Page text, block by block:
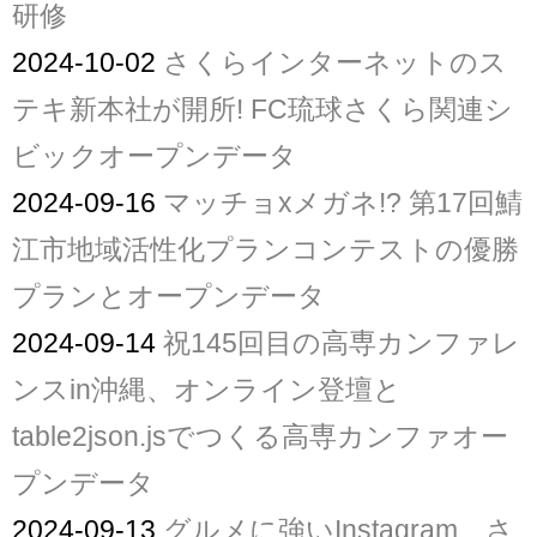
研修
2024-10-02 さくらインターネットのス
テキ新本社が開所! FC琉球さくら関連シ
ビックオープンデータ
2024-09-16 マッチョxメガネ!? 第17回鯖
江市地域活性化プランコンテストの優勝
プランとオープンデータ
2024-09-14 祝145回目の高専カンファレ
ンスin沖縄、オンライン登壇と
table2json.jsでつくる高専カンファオー
プンデータ
2024-09-13 グルメに強いInstagram、さ